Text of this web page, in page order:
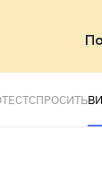
ТЕСТСПРОСИТЬ